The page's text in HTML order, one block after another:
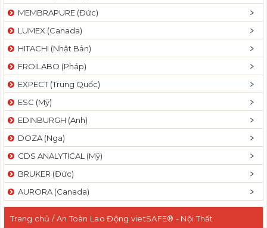
MEMBRAPURE (Đức)
LUMEX (Canada)
HITACHI (Nhật Bản)
FROILABO (Pháp)
EXPECT (Trung Quốc)
ESC (Mỹ)
EDINBURGH (Anh)
DOZA (Nga)
CDS ANALYTICAL (Mỹ)
BRUKER (Đức)
AURORA (Canada)
Trang chủ /An Toàn Lao Động vietSAFE® - Nội Thất